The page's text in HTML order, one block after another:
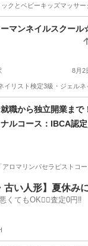
クとベビーキッズマッサ
ベビーマッサージ
マンネイルスクー
8月2
イリスト検定3級・ジェル
駅 ネイル マンツー
職から独立開業まで
ナルコース：IBCA認
阪本校）
ロマリンパセラピストコ
ージ古い人形】夏休み
くてもOK🙆‍♀️査定0円‼️